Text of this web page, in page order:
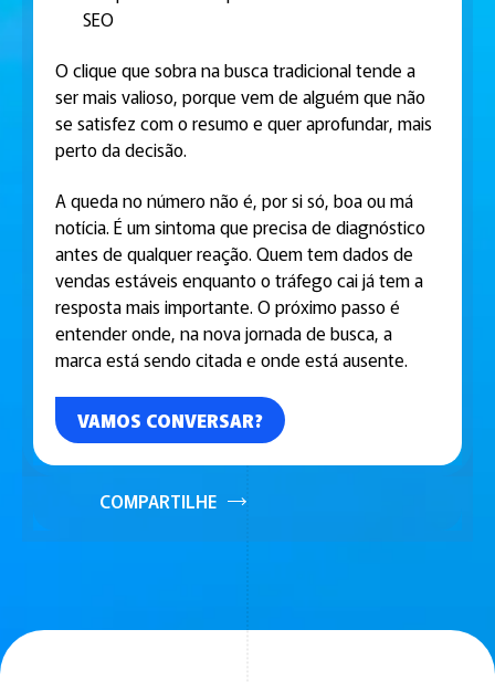
SEO
O clique que sobra na busca tradicional tende a
ser mais valioso, porque vem de alguém que não
se satisfez com o resumo e quer aprofundar, mais
perto da decisão.
A queda no número não é, por si só, boa ou má
notícia. É um sintoma que precisa de diagnóstico
antes de qualquer reação. Quem tem dados de
vendas estáveis enquanto o tráfego cai já tem a
resposta mais importante. O próximo passo é
entender onde, na nova jornada de busca, a
marca está sendo citada e onde está ausente.
VAMOS CONVERSAR?
COMPARTILHE